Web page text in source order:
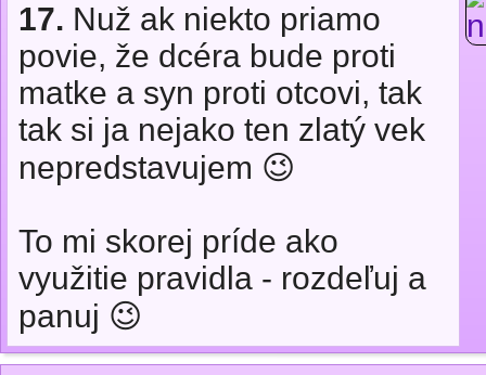
17. Nuž ak niekto priamo
povie, že dcéra bude proti
matke a syn proti otcovi, tak
tak si ja nejako ten zlatý vek
nepredstavujem 😉
To mi skorej príde ako
využitie pravidla - rozdeľuj a
panuj 😉